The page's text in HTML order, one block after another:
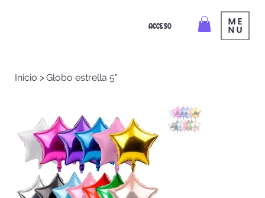
ACCESO
Inicio >Globo estrella 5"